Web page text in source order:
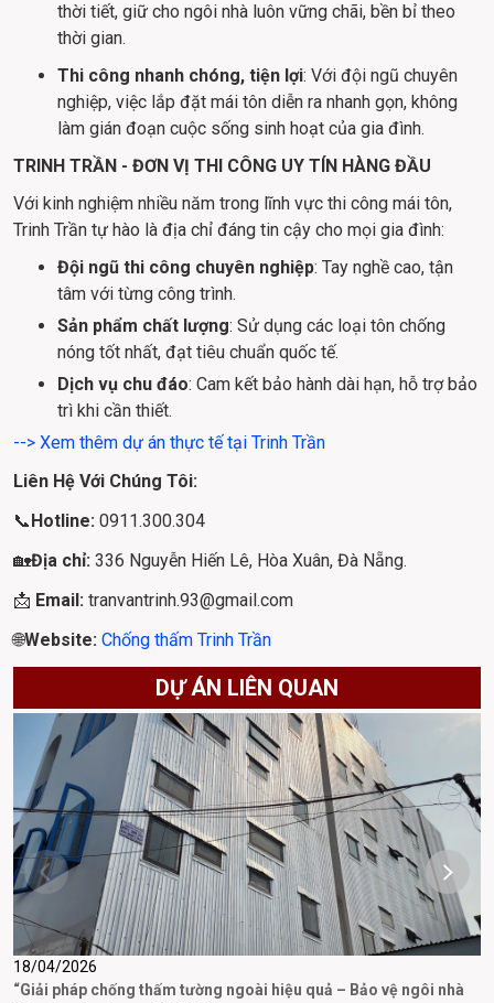
thời tiết, giữ cho ngôi nhà luôn vững chãi, bền bỉ theo
thời gian.
Thi công nhanh chóng, tiện lợi: Với đội ngũ chuyên
nghiệp, việc lắp đặt mái tôn diễn ra nhanh gọn, không
làm gián đoạn cuộc sống sinh hoạt của gia đình.
TRINH TRẦN - ĐƠN VỊ THI CÔNG UY TÍN HÀNG ĐẦU
Với kinh nghiệm nhiều năm trong lĩnh vực thi công mái tôn,
Trinh Trần tự hào là địa chỉ đáng tin cậy cho mọi gia đình:
Đội ngũ thi công chuyên nghiệp: Tay nghề cao, tận
tâm với từng công trình.
Sản phẩm chất lượng: Sử dụng các loại tôn chống
nóng tốt nhất, đạt tiêu chuẩn quốc tế.
Dịch vụ chu đáo: Cam kết bảo hành dài hạn, hỗ trợ bảo
trì khi cần thiết.
--> Xem thêm dự án thực tế tại Trinh Trần
Liên Hệ Với Chúng Tôi:
📞Hotline: 0911.300.304
🏡Địa chỉ: 336 Nguyễn Hiến Lê, Hòa Xuân, Đà Nẵng.
📩 Email: tranvantrinh.93@gmail.com
🌐Website: Chống thấm Trinh Trần
DỰ ÁN LIÊN QUAN
18/04/2026
“Giải pháp chống thấm tường ngoài hiệu quả – Bảo vệ ngôi nhà